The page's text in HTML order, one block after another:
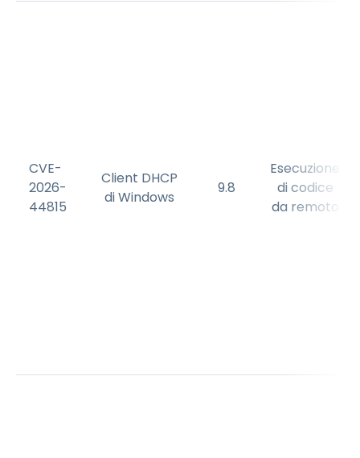
CVE-
2026-
44815
Client DHCP
di Windows
9.8
Esecuzione
di codice
da remoto